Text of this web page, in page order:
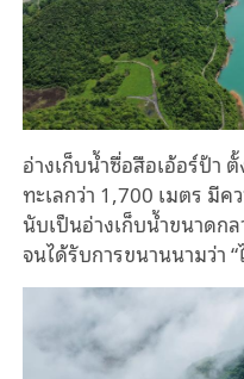
อ่างเก็บน้ำซื่อสือเอ้อร์ป้า
ทะเลกว่า 1,700 เมตร มี
นับเป็นอ่างเก็บน้ำขนาด
จนได้รับการขนานนามว่า